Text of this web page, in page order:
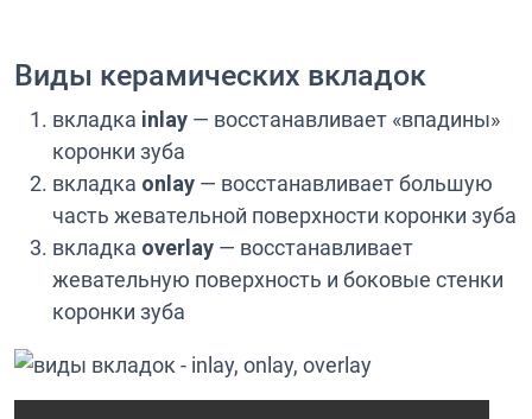
Виды керамических вкладок
вкладка inlay — восстанавливает «впадины»
коронки зуба
вкладка onlay — восстанавливает большую
часть жевательной поверхности коронки зуба
вкладка overlay — восстанавливает
жевательную поверхность и боковые стенки
коронки зуба